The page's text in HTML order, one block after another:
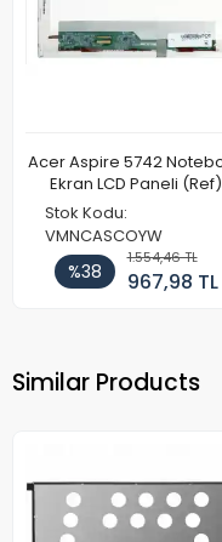
Acer Aspire 5742 Notebook
Ekran LCD Paneli (Ref)
Stok Kodu:
VMNCASCOYW
%38
1.554,46 TL
967,98 TL
Similar Products